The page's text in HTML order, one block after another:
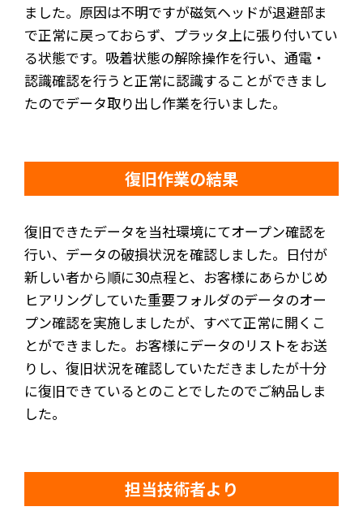
ました。原因は不明ですが磁気ヘッドが退避部ま
で正常に戻っておらず、プラッタ上に張り付いてい
る状態です。吸着状態の解除操作を行い、通電・
認識確認を行うと正常に認識することができまし
たのでデータ取り出し作業を行いました。
復旧作業の結果
復旧できたデータを当社環境にてオープン確認を
行い、データの破損状況を確認しました。日付が
新しい者から順に30点程と、お客様にあらかじめ
ヒアリングしていた重要フォルダのデータのオー
プン確認を実施しましたが、すべて正常に開くこ
とができました。お客様にデータのリストをお送
りし、復旧状況を確認していただきましたが十分
に復旧できているとのことでしたのでご納品しま
した。
担当技術者より